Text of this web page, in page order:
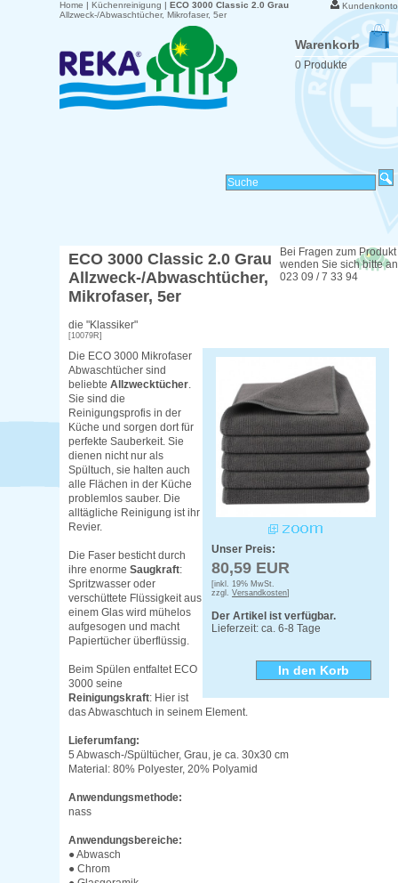
Kundenkonto
Warenkorb
0 Produkte
Home |Küchenreinigung |ECO 3000 Classic 2.0 Grau
Allzweck-/Abwaschtücher, Mikrofaser, 5er
Bei Fragen zum Produkt
wenden Sie sich bitte an
023 09 / 7 33 94
ECO 3000 Classic 2.0 Grau
Allzweck-/Abwaschtücher,
Mikrofaser, 5er
die "Klassiker"
[10079R]
Unser Preis:
80,59 EUR
[inkl. 19% MwSt.
zzgl. Versandkosten]
Der Artikel ist verfügbar.
Lieferzeit: ca. 6-8 Tage
Die ECO 3000 Mikrofaser
Abwaschtücher sind
beliebteAllzwecktücher.
Sie sind die
Reinigungsprofis in der
Küche und sorgen dort für
perfekte Sauberkeit. Sie
dienen nicht nur als
Spültuch, sie halten auch
alle Flächen in der Küche
problemlos sauber. Die
alltägliche Reinigung ist ihr
Revier.
Die Faser besticht durch
ihre enormeSaugkraft:
Spritzwasser oder
verschüttete Flüssigkeit aus
einem Glas wird mühelos
aufgesogen und macht
Papiertücher überflüssig.
Beim Spülen entfaltet ECO
3000 seine
Reinigungskraft: Hier ist
das Abwaschtuch in seinem Element.
Lieferumfang:
5 Abwasch-/Spültücher, Grau, je ca. 30x30 cm
Material: 80% Polyester, 20% Polyamid
Anwendungsmethode:
nass
Anwendungsbereiche:
● Abwasch
● Chrom